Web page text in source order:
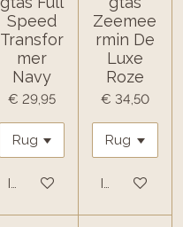
Speed
Transfor
mer
Navy
€ 29,95
In winkelwagen
Zeemee
rmin De
Luxe
Roze
€ 34,50
In